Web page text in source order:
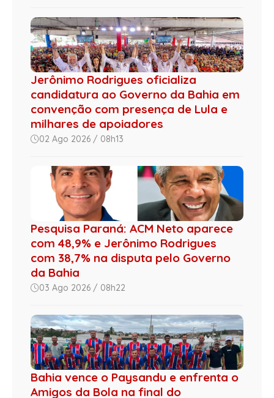
Jerônimo Rodrigues oficializa
candidatura ao Governo da Bahia em
convenção com presença de Lula e
milhares de apoiadores
02 Ago 2026 / 08h13
Pesquisa Paraná: ACM Neto aparece
com 48,9% e Jerônimo Rodrigues
com 38,7% na disputa pelo Governo
da Bahia
03 Ago 2026 / 08h22
Bahia vence o Paysandu e enfrenta o
Amigos da Bola na final do